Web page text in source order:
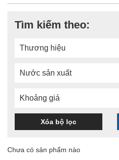
Tìm kiếm theo:
Thương hiệu
Nước sản xuất
Khoảng giá
Xóa bộ lọc
Chưa có sản phẩm nào